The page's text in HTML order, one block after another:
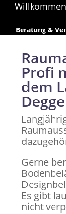
Beratung &
Profi
dem
Gerne
Es gibt
nicht